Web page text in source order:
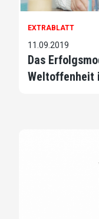
EXTRABLATT
11.09.2019
Das
Weltoffenheit